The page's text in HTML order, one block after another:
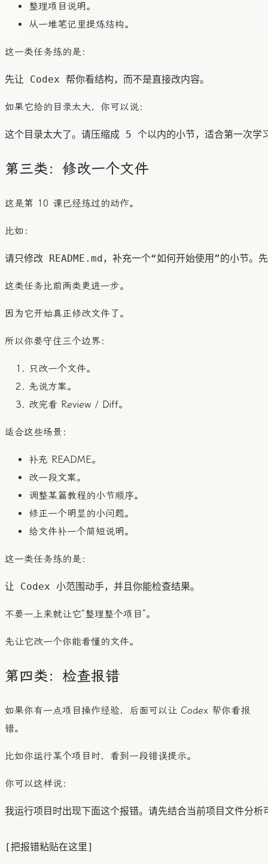
整理项目说明。
从一堆笔记里提炼结构。
这一类任务练的是：
如果它给的目录太大，你可以说：
第三类：修改一个文件
这是第 10 课已经练过的动作。
比如：
这类任务比前两类更进一步。
因为它开始真正修改文件了。
所以你要守住三个边界：
只改一个文件。
先说方案。
改完看 Review / Diff。
适合这些场景：
补充 README。
改一段文案。
调整某篇教程的小节顺序。
修正一个明显的小问题。
给文件补一个简短说明。
这一类任务练的是：
不要一上来就让它“整理整个项目”。
先让它改一个你能看懂的文件。
第四类：检查报错
如果你有一点项目操作经验，后面可以让 Codex 帮你看报
错。
比如你运行某个项目时，看到一段错误提示。
你可以这样说：
我运行项目时出现下面这个报错。请先结合当前项目文件分析